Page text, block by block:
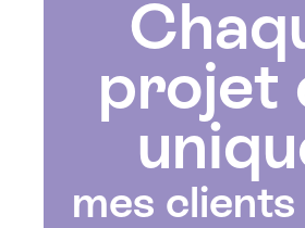
projet
mes clients